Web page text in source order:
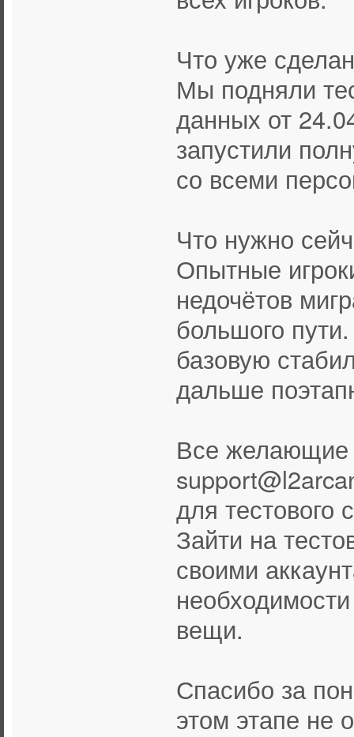
Что уже
Мы подняли
данных от
запустили
со всеми
Что нужно
Опытные
недочётов
большого
базовую
дальше
Все желающие
для тестового
Зайти на
своими
вещи.
Спасибо за
этом этапе не